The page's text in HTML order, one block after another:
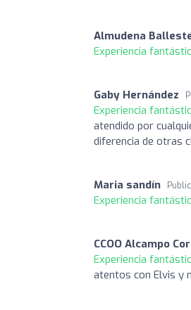
Almudena
Experiencia
Gaby Hernández
Experiencia
atendido por
diferencia de otras
Maria sandín
Experiencia
CCOO Alcampo
Experiencia
atentos con Elvis y